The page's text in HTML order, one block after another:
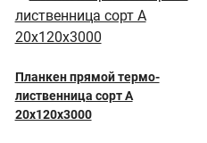
Планкен прямой термо-
лиственница сорт А
20х120х3000